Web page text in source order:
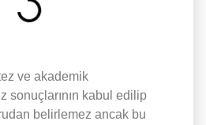
ve akademik
sonuçlarının kabul edilip
belirlemez ancak bu